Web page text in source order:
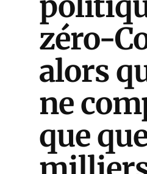
zéro-
alors
ne
que